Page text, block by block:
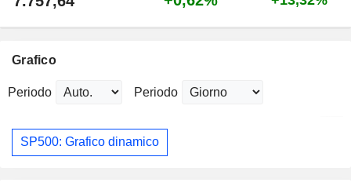
Grafico
Periodo Periodo
SP500: Grafico dinamico